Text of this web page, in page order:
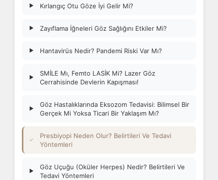
▶ Kırlangıç Otu Göze İyi Gelir Mi?
▶ Zayıflama İğneleri Göz Sağlığını Etkiler Mi?
▶ Hantavirüs Nedir? Pandemi Riski Var Mı?
▶
SMİLE Mı, Femto LASİK Mi? Lazer Göz
Cerrahisinde Devlerin Kapışması!
▶
Göz Hastalıklarında Eksozom Tedavisi: Bilimsel Bir
Gerçek Mi Yoksa Ticari Bir Yaklaşım Mı?
✓
Presbiyopi Neden Olur? Belirtileri Ve Tedavi
Yöntemleri
▶
Göz Uçuğu (Oküler Herpes) Nedir? Belirtileri Ve
Tedavi Yöntemleri